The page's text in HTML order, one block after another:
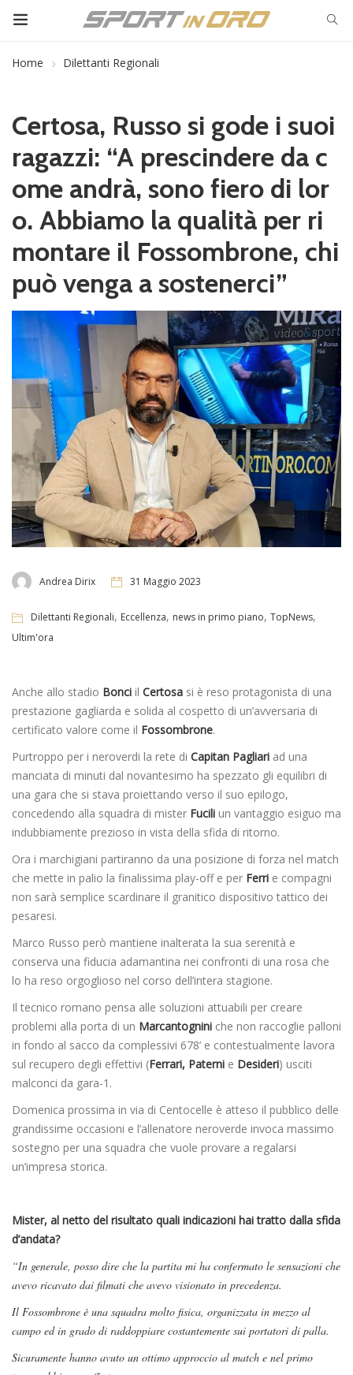
Home Dilettanti Regionali
Certosa, Russo si gode i suoi
ragazzi: “A prescindere da c
ome andrà, sono fiero di lor
o. Abbiamo la qualità per ri
montare il Fossombrone, chi
può venga a sostenerci”
Andrea Dirix 31 Maggio 2023
Dilettanti Regionali, Eccellenza, news in primo piano, TopNews,
Ultim'ora
Anche allo stadio Bonci il Certosa si è reso protagonista di una
prestazione gagliarda e solida al cospetto di un’avversaria di
certificato valore come il Fossombrone.
Purtroppo per i neroverdi la rete di Capitan Pagliari ad una
manciata di minuti dal novantesimo ha spezzato gli equilibri di
una gara che si stava proiettando verso il suo epilogo,
concedendo alla squadra di mister Fucili un vantaggio esiguo ma
indubbiamente prezioso in vista della sfida di ritorno.
Ora i marchigiani partiranno da una posizione di forza nel match
che mette in palio la finalissima play-off e per Ferri e compagni
non sarà semplice scardinare il granitico dispositivo tattico dei
pesaresi.
Marco Russo però mantiene inalterata la sua serenità e
conserva una fiducia adamantina nei confronti di una rosa che
lo ha reso orgoglioso nel corso dell’intera stagione.
Il tecnico romano pensa alle soluzioni attuabili per creare
problemi alla porta di un Marcantognini che non raccoglie palloni
in fondo al sacco da complessivi 678’ e contestualmente lavora
sul recupero degli effettivi (Ferrari, Paterni e Desideri) usciti
malconci da gara-1.
Domenica prossima in via di Centocelle è atteso il pubblico delle
grandissime occasioni e l’allenatore neroverde invoca massimo
sostegno per una squadra che vuole provare a regalarsi
un’impresa storica.
Mister, al netto del risultato quali indicazioni hai tratto dalla sfida
d’andata?
“In generale, posso dire che la partita mi ha confermato le sensazioni che
avevo ricavato dai filmati che avevo visionato in precedenza.
Il Fossombrone è una squadra molto fisica, organizzata in mezzo al
campo ed in grado di raddoppiare costantemente sui portatori di palla.
Sicuramente hanno avuto un ottimo approccio al match e nel primo